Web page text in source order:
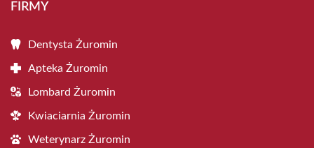
FIRMY
Dentysta Żuromin
Apteka Żuromin
Lombard Żuromin
Kwiaciarnia Żuromin
Weterynarz Żuromin